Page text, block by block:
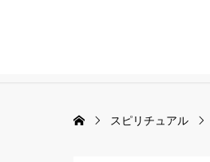
スピリチュアル